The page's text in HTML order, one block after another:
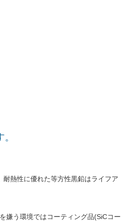
熱性に優れた等方性黒鉛はライフア
嫌う環境ではコーティング品(SiCコー